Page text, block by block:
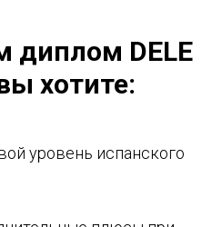
диплом DELE
хотите:
уровень испанского